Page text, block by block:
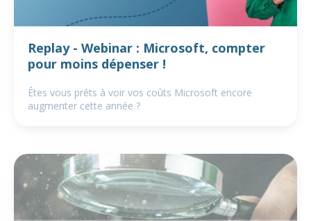
Replay - Webinar : Microsoft, compter
pour moins dépenser !
Êtes vous prêts à voir vos coûts Microsoft encore
augmenter cette année ?